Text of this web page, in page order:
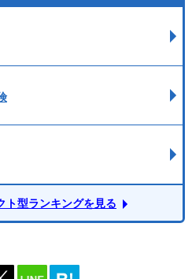
ト型ランキングを見る